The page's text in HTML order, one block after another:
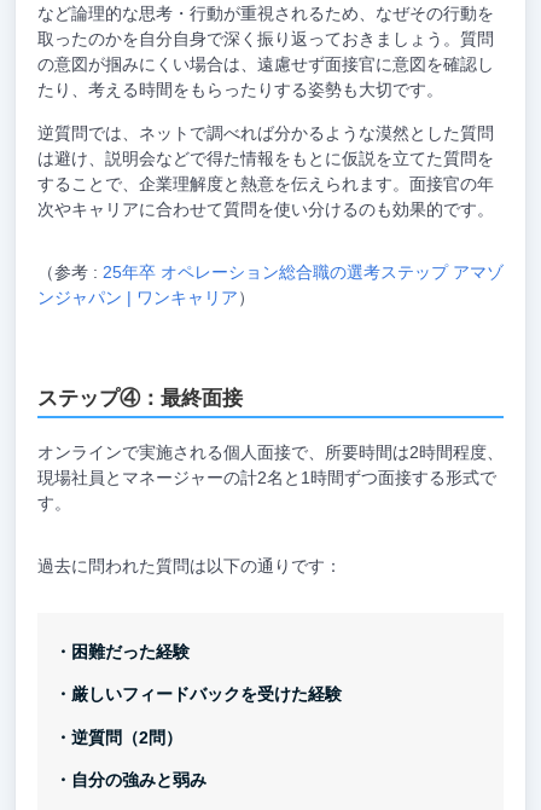
など論理的な思考・行動が重視されるため、なぜその行動を
取ったのかを自分自身で深く振り返っておきましょう。質問
の意図が掴みにくい場合は、遠慮せず面接官に意図を確認し
たり、考える時間をもらったりする姿勢も大切です。
逆質問では、ネットで調べれば分かるような漠然とした質問
は避け、説明会などで得た情報をもとに仮説を立てた質問を
することで、企業理解度と熱意を伝えられます。面接官の年
次やキャリアに合わせて質問を使い分けるのも効果的です。
（参考 : 25年卒 オペレーション総合職の選考ステップ アマゾ
ンジャパン | ワンキャリア）
ステップ④：最終面接
オンラインで実施される個人面接で、所要時間は2時間程度、
現場社員とマネージャーの計2名と1時間ずつ面接する形式で
す。
過去に問われた質問は以下の通りです：
・困難だった経験
・厳しいフィードバックを受けた経験
・逆質問（2問）
・自分の強みと弱み